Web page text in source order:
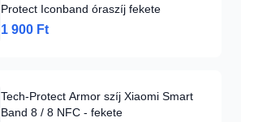
Protect Iconband óraszíj fekete
1 900 Ft
Tech-Protect Armor szíj Xiaomi Smart
Band 8 / 8 NFC - fekete